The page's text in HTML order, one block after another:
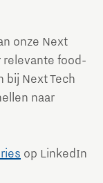
onze Next
relevante food-
bij Next Tech
naar
op LinkedIn